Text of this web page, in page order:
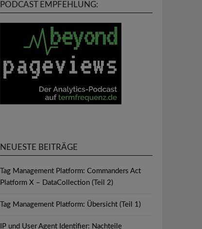
PODCAST EMPFEHLUNG:
NEUESTE BEITRÄGE
Tag Management Platform: Commanders Act
Platform X – DataCollection (Teil 2)
Tag Management Platform: Übersicht (Teil 1)
IP und User Agent Identifier: Nachteile